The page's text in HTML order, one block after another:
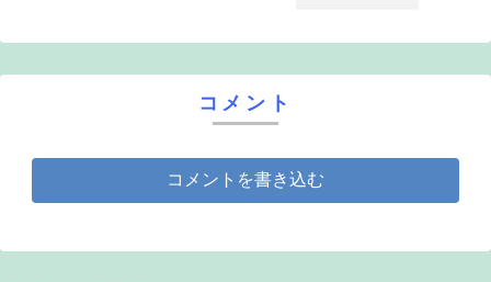
コメント
コメントを書き込む